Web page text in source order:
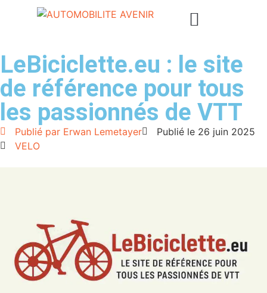
LeBiciclette.eu : le site
de référence pour tous
les passionnés de VTT
Publié par Erwan Lemetayer Publié le 26 juin 2025
VELO